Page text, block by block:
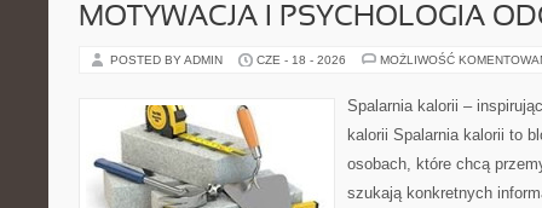
MOTYWACJA I PSYCHOLOGIA
POSTED BY ADMIN CZE - 18 - 2026 MOŻLIWOŚĆ
Spalarnia kalorii –
kalorii Spalarnia kalorii to
osobach, które chcą
szukają konkretnych